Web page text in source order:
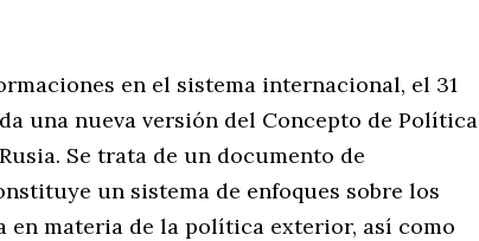
en el sistema internacional, el 31
una nueva versión del Concepto de Política
Se trata de un documento de
un sistema de enfoques sobre los
en materia de la política exterior, así como